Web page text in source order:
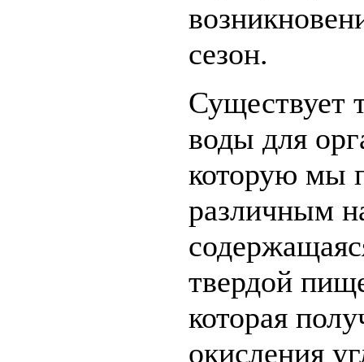
сезон.
Существует
воды для
которую мы
различным
твердой
которая
окисления